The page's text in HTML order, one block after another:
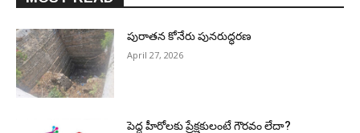
పురాత‌న కోనేరు పున‌రుద్ధ‌ర‌ణ
April 27, 2026
పెద్ద హీరోల‌కు ప్రేక్ష‌కులంటే గౌర‌వం లేదా?